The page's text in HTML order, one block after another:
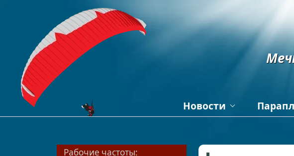
Новости
Полеты на парапланах
Рабочие частоты: